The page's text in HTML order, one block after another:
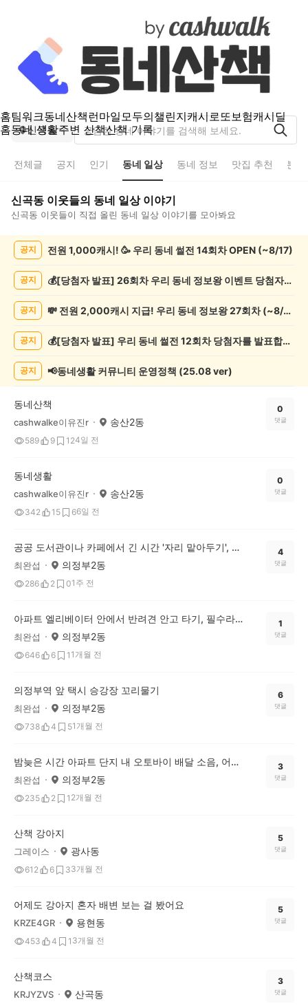
홈팀워크동네산책런마일모두의챌린지캐시로또보험캐시딜
홈동네 생활주변 산책산책 기록
신곡동
전체글 공지 인기 동네 일상 동네 정보 맛집 추천 분
신곡동 이웃들의 동네 일상이야기
신곡동 이웃들이 직접 올린 동네 일상 이야기를 모아봐요
록
공지 전원 1,000캐시! 🥳 우리 동네 썰전 14회차 OPEN (~8/17)
공지 💰[당첨자 발표] 26회차 우리 동네 정보왕 이벤트 당첨자를 발표합니다!
공지 💸 전원 2,000캐시 지급! 우리 동네 정보왕 27회차 (~8/10)
공지 💰[당첨자 발표] 우리 동네 썰전 12회차 당첨자를 발표합니다!
공지 📢동네생활 커뮤니티 운영정책 (25.08 ver)
동네산책
cashwalke이유진r 송산2동
589 9 124일 전
0
댓글
동네생활
cashwalke이유진r 송산2동
342 15 66일 전
0
댓글
공공 도서관이나 카페에서 긴 시간 '자리 맡아두기', 다들 어디까지 괜찮다고 보세요?
최완섭 의정부2동
286 2 01주 전
4
댓글
아파트 엘리베이터 안에서 반려견 안고 타기, 필수라고 보시나요?
최완섭 의정부2동
646 6 1 1개월 전
1
댓글
의정부역 앞 택시 승강장 꼬리물기
최완섭 의정부2동
738 4 51개월 전
6
댓글
밤늦은 시간 아파트 단지 내 오토바이 배달 소음, 어떻게 생각하시나요?
최완섭 의정부2동
235 2 1 2개월 전
3
댓글
산책 강아지
그레이스 광사동
612 6 33개월 전
5
댓글
어제도 강아지 혼자 배변 보는 걸 봤어요
KRZE4GR 용현동
453 4 1 3개월 전
5
댓글
산책코스
KRJYZVS 산곡동
3
댓글